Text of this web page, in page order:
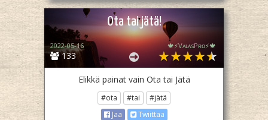
Ota tai jätä!
133
2022-05-16 🍁⚡️VᴀʟᴀsPʀᴏ⚡️🍁
Elikkä painat vain Ota tai Jätä
#ota #tai
#jätä
Jaa
Twiittaa